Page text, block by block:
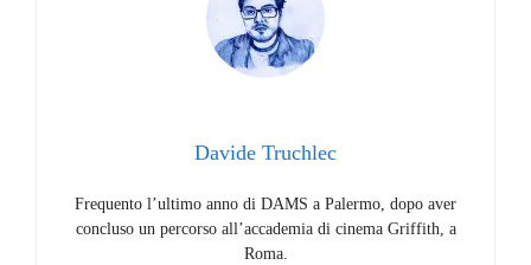
Davide Truchlec
Frequento l’ultimo anno di DAMS a Palermo, dopo aver
concluso un percorso all’accademia di cinema Griffith, a
Roma.